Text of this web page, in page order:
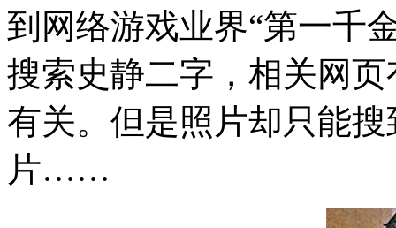
到网络游戏业界“第一千
搜索史静二字，相关网
有关。但是照片却只能
片……